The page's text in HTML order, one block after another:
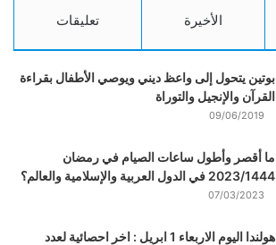
الأخيرة تعليقات
بوتين يتحول إلى واعظ ديني ويوصي الأطفال بقراءة
القرآن والإنجيل والتوراة
09/06/2019
ما أقصر وأطول ساعات الصيام في رمضان
2023/1444 في الدول العربية والإسلامية والعالم؟
07/03/2023
هولندا اليوم الاربعاء 1 ابريل : اخر احصائية لعدد